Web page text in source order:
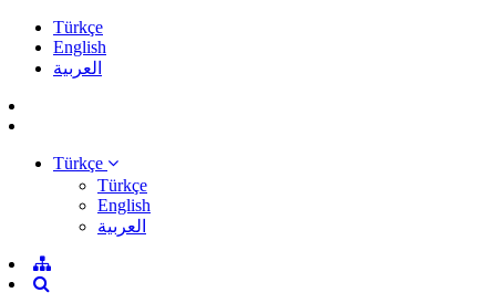
Türkçe
English
العربية
Türkçe
Türkçe
English
العربية